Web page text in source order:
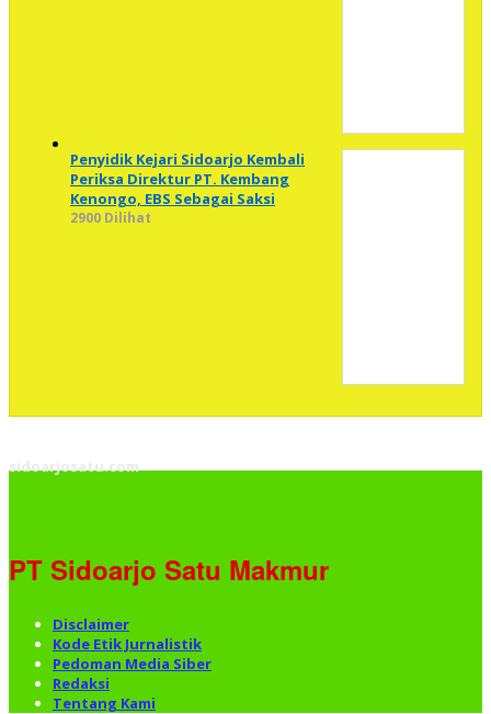
Penyidik Kejari Sidoarjo Kembali
Periksa Direktur PT. Kembang
Kenongo, EBS Sebagai Saksi
2900 Dilihat
sidoarjosatu.com
PT Sidoarjo Satu Makmur
Disclaimer
Kode Etik Jurnalistik
Pedoman Media Siber
Redaksi
Tentang Kami